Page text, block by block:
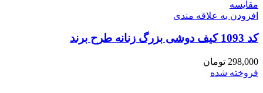
مقايسه
افزودن به علاقه مندی
کد 1093 کیف دوشی بزرگ زنانه طرح برند
298,000 تومان
فروخته شده